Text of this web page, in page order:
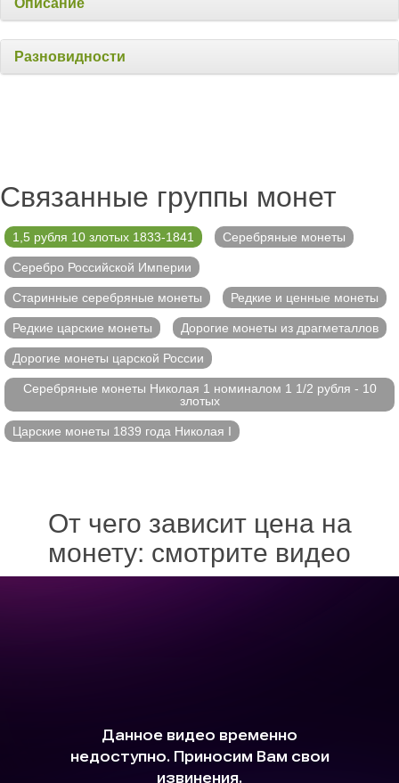
Описание
Разновидности
Связанные группы монет
1,5 рубля 10 злотых 1833-1841 Серебряные монеты
Серебро Российской Империи
Старинные серебряные монеты Редкие и ценные монеты
Редкие царские монеты Дорогие монеты из драгметаллов
Дорогие монеты царской России
Серебряные монеты Николая 1 номиналом 1 1/2 рубля - 10
злотых
Царские монеты 1839 года Николая I
От чего зависит цена на
монету: смотрите видео